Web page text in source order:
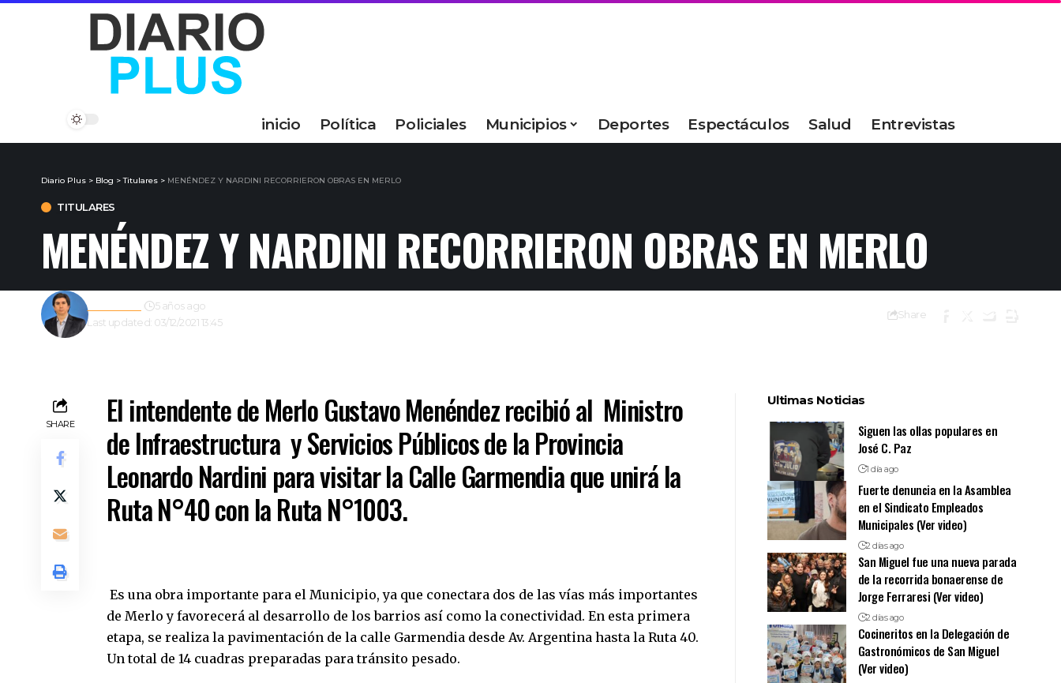
inicio Política Policiales Municipios Deportes Espectáculos Salud Entrevistas
Diario Plus > Blog >Titulares > MENÉNDEZ Y NARDINI RECORRIERON OBRAS EN MERLO
TITULARES
MENÉNDEZ Y NARDINI RECORRIERON OBRAS EN MERLO
Last updated: 03/12/2021 13:45
Redacción 5 años ago
Share
SHARE
El intendente de Merlo Gustavo Menéndez recibió al Ministro
de Infraestructura y Servicios Públicos de la Provincia
Leonardo Nardini para visitar la Calle Garmendia que unirá la
Ruta N°40 con la Ruta N°1003.
Es una obra importante para el Municipio, ya que conectara dos de las vías más importantes
de Merlo y favorecerá al desarrollo de los barrios así como la conectividad. En esta primera
etapa, se realiza la pavimentación de la calle Garmendia desde Av. Argentina hasta la Ruta 40.
Un total de 14 cuadras preparadas para tránsito pesado.
Ultimas Noticias
Siguen las ollas populares en
José C. Paz
1 día ago
Fuerte denuncia en la Asamblea
en el Sindicato Empleados
Municipales (Ver video)
2 días ago
San Miguel fue una nueva parada
de la recorrida bonaerense de
Jorge Ferraresi (Ver video)
2 días ago
Cocineritos en la Delegación de
Gastronómicos de San Miguel
(Ver video)